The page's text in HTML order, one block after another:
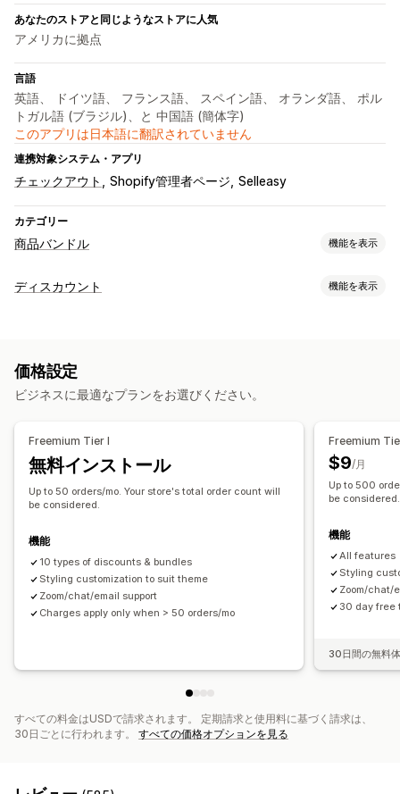
あなたのストアと同じようなストアに人気
アメリカに拠点
言語
英語、 ドイツ語、 フランス語、 スペイン語、 オランダ語、 ポル
トガル語 (ブラジル)、と 中国語 (簡体字)
このアプリは日本語に翻訳されていません
連携対象システム・アプリ
チェックアウト Shopify管理者ページ Selleasy
カテゴリー
商品バンドル 機能を表示
バンドルタイプ
設定可能な価格設定方式
ボリュームディスカウント
割引率によるディスカウント
無料配送
ディスカウント 機能を表示
ボリュームディスカウント
割引率によるディスカウント 一括割引 卸売価格
アップセルディスカウント
カスタムディスカウント
ディスカウント管理
通貨換算 ローカライズ
価格設定
ビジネスに最適なプランをお選びください。
Freemium Tier I
無料インストール
Up to 50 orders/mo. Your store's total order count will
be considered.
機能
10 types of discounts & bundles
Styling customization to suit theme
Zoom/chat/email support
Charges apply only when > 50 orders/mo
Freemium
$9/月
Up to 500
be considered.
機能
All features
Styling
Zoom/chat/
30 day free
30日間の無料
すべての料金はUSDで請求されます。 定期請求と使用料に基づく請求は、
30日ごとに行われます。 すべての価格オプションを見る